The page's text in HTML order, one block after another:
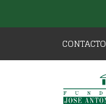
CONTACTO